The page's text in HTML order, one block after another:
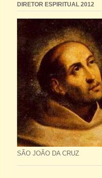
DIRETOR ESPIRITUAL 2012
SÃO JOÃO DA CRUZ